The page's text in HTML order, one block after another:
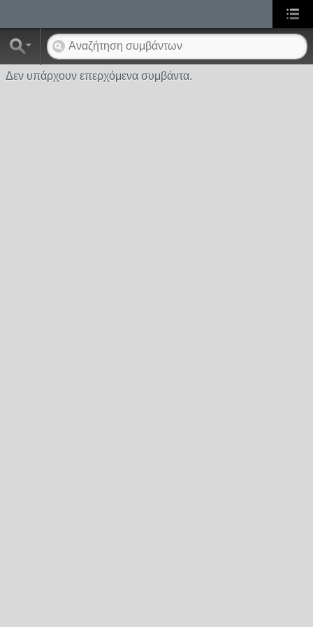
Δεν υπάρχουν επερχόμενα συμβάντα.